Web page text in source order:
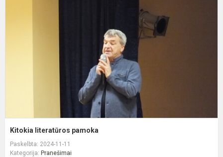
Kitokia literatūros pamoka
Paskelbta: 2024-11-11
Kategorija: Pranešimai